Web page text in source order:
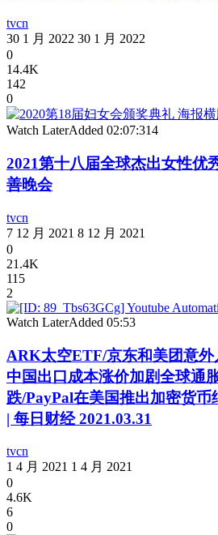
tvcn
30 1 月 2022 30 1 月 2022
0
14.4K
142
0
Watch LaterAdded 02:07:314
2021第十八届全球杰出女性优
善晚会
tvcn
7 12 月 2021 8 12 月 2021
0
21.4K
115
2
Watch LaterAdded 05:53
ARK太空ETF/京东和美团意
中国出口成本涨价加剧全球通
跌/PayPal在美国推出加密货
| 每日财经 2021.03.31
tvcn
1 4 月 2021 1 4 月 2021
0
4.6K
6
0